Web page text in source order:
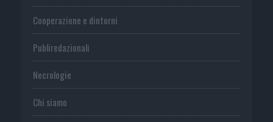
Cooperazione e dintorni
Publiredazionali
Necrologie
Chi siamo